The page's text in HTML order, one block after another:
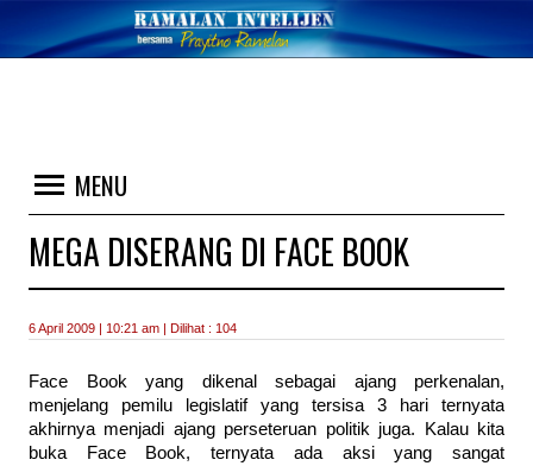
MENU
MEGA DISERANG DI FACE BOOK
6 April 2009 | 10:21 am | Dilihat : 104
Face Book yang dikenal sebagai ajang perkenalan,
menjelang pemilu legislatif yang tersisa 3 hari ternyata
akhirnya menjadi ajang perseteruan politik juga. Kalau kita
buka Face Book, ternyata ada aksi yang sangat